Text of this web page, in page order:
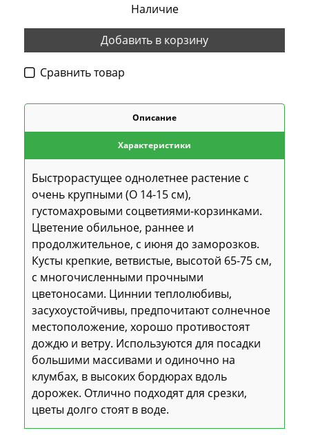
Наличие
Добавить в корзину
Cравнить товар
Описание
Характеристики
Быстрорастущее однолетнее растение с
очень крупными (O 14-15 см),
густомахровыми соцветиями-корзинками.
Цветение обильное, раннее и
продолжительное, с июня до заморозков.
Кусты крепкие, ветвистые, высотой 65-75 см,
с многочисленными прочными
цветоносами. Циннии теплолюбивы,
засухоустойчивы, предпочитают солнечное
местоположение, хорошо противостоят
дождю и ветру. Используются для посадки
большими массивами и одиночно на
клумбах, в высоких бордюрах вдоль
дорожек. Отлично подходят для срезки,
цветы долго стоят в воде.